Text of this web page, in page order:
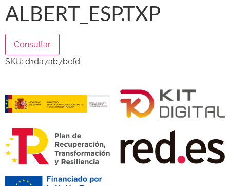
ALBERT_ESP.TXP
Consultar
SKU: d1da7ab7befd